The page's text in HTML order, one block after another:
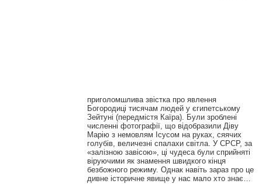
приголомшлива звістка про явлення
Богородиці тисячам людей у ​​єгипетському
Зейтуні (передмістя Каїра). Були зроблені
численні фотографії, що відобразили Діву
Марію з немовлям Ісусом на руках, сяячих
голубів, величезні спалахи світла. У СРСР, за
«залізною завісою», ці чудеса були сприйняті
віруючими як знамення швидкого кінця
безбожного режиму. Однак навіть зараз про це
дивне історичне явище у нас мало хто знає…